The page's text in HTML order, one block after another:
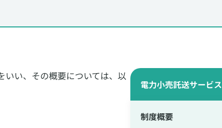
い、その概要については、以
電力小売託送サービス
制度概要